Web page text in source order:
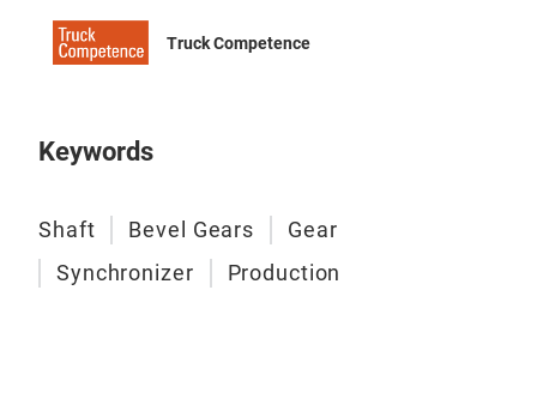
Truck Competence
Keywords
Shaft Bevel Gears
Gear
Synchronizer
Production